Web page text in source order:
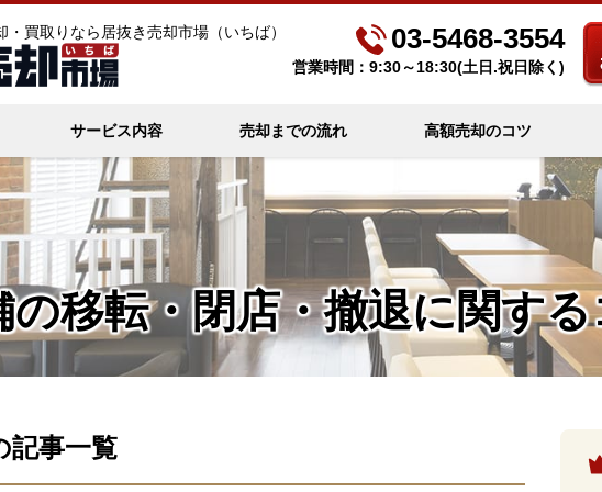
買取りなら居抜き売却市場（いちば） 03-5468-3554
営業時間：9:30～18:30(土日.祝日除く)
サービス内容 売却までの流れ 高額売却のコツ
の移転・閉店・撤退に関す
記事一覧